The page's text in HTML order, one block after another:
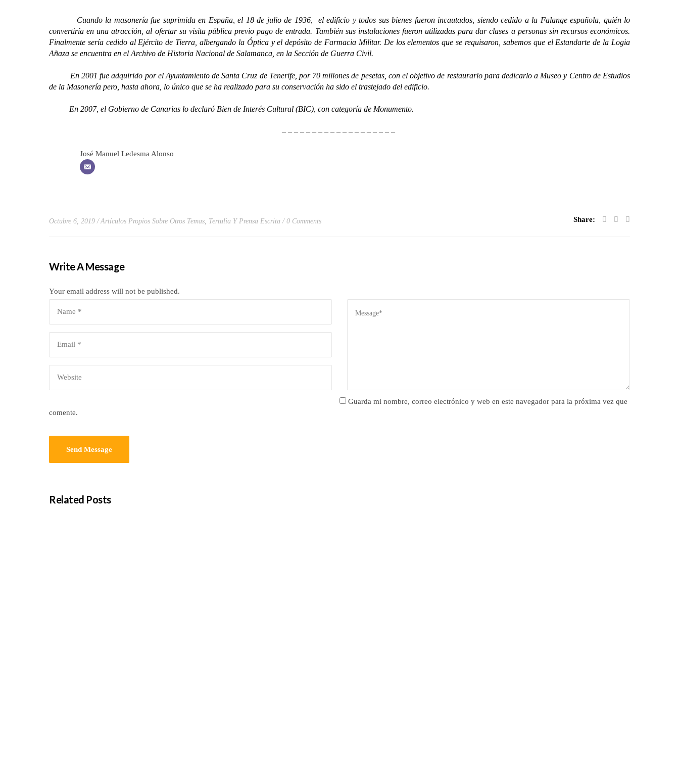
Cuando la masonería fue suprimida en España, el 18 de julio de 1936, el edificio y todos sus bienes fueron incautados, siendo cedido a la Falange española, quién lo
convertiría en una atracción, al ofertar su visita pública previo pago de entrada. También sus instalaciones fueron utilizadas para dar clases a personas sin recursos económicos.
Finalmente sería cedido al Ejército de Tierra, albergando la Óptica y el depósito de Farmacia Militar. De los elementos que se requisaron, sabemos que el Estandarte de la Logia
Añaza se encuentra en el Archivo de Historia Nacional de Salamanca, en la Sección de Guerra Civil.
En 2001 fue adquirido por el Ayuntamiento de Santa Cruz de Tenerife, por 70 millones de pesetas, con el objetivo de restaurarlo para dedicarlo a Museo y Centro de Estudios
de la Masonería pero, hasta ahora, lo único que se ha realizado para su conservación ha sido el trastejado del edificio.
En 2007, el Gobierno de Canarias lo declaró Bien de Interés Cultural (BIC), con categoría de Monumento.
– – – – – – – – – – – – – – – – – – –
José Manuel Ledesma Alonso
Octubre 6, 2019 Artículos Propios Sobre Otros Temas Tertulia Y Prensa Escrita 0 Comments Share:
Write A Message
Your email address will not be published.
Guarda mi nombre, correo electrónico y web en este navegador para la próxima vez que
comente.
Related Posts